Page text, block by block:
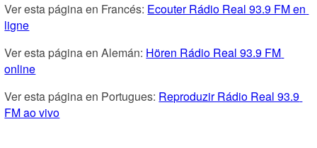
Ver esta página en Francés: Ecouter Rádio Real 93.9 FM en
ligne
Ver esta página en Alemán: Hören Rádio Real 93.9 FM
online
Ver esta página en Portugues: Reproduzir Rádio Real 93.9
FM ao vivo